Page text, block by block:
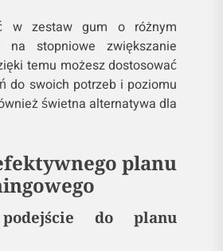
w zestaw gum o różnym
stopniowe zwiększanie
temu możesz dostosować
do swoich potrzeb i poziomu
świetna alternatywa dla
planu
do planu